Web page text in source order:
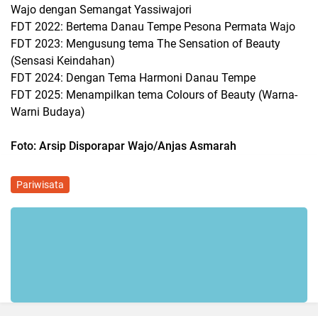
Wajo dengan Semangat Yassiwajori
FDT 2022: Bertema Danau Tempe Pesona Permata Wajo
FDT 2023: Mengusung tema The Sensation of Beauty
(Sensasi Keindahan)
FDT 2024: Dengan Tema Harmoni Danau Tempe
FDT 2025: Menampilkan tema Colours of Beauty (Warna-
Warni Budaya)
Foto: Arsip Disporapar Wajo/Anjas Asmarah
Pariwisata